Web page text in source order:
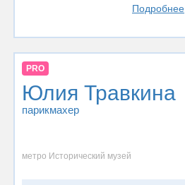
Подробнее
PRO
Юлия Травкина
парикмахер
метро Исторический музей